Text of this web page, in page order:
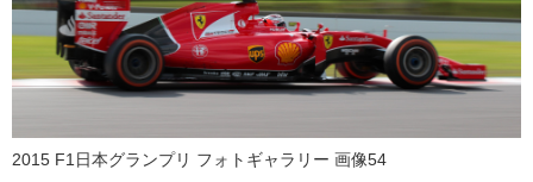
2015 F1日本グランプリ フォトギャラリー 画像54